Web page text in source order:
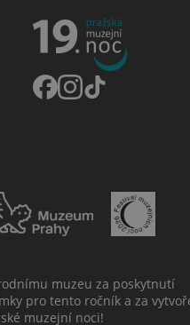
muzeu za poskytnutí
pro tento ročník a za
muzejní noci!